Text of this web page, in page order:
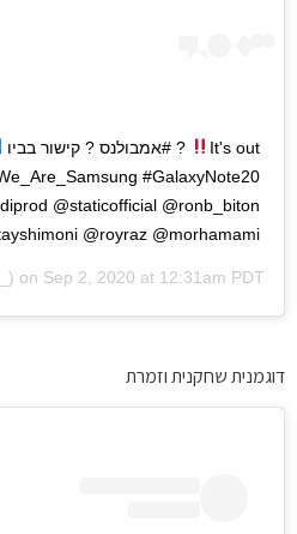
It's out
?#אמבולנס ? קישור בביו
#GalaxyNote20
@staticofficial @ronb_biton
@royraz @morhamami
on Sep 2, 2020 at 12:31am PDT
דוגמנית שחקנית וזמרת